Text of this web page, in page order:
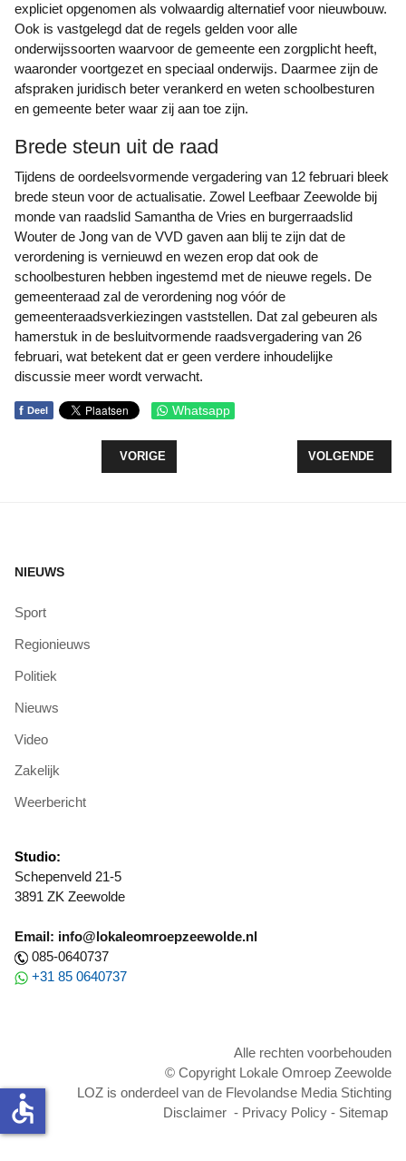
expliciet opgenomen als volwaardig alternatief voor nieuwbouw.
Ook is vastgelegd dat de regels gelden voor alle
onderwijssoorten waarvoor de gemeente een zorgplicht heeft,
waaronder voortgezet en speciaal onderwijs. Daarmee zijn de
afspraken juridisch beter verankerd en weten schoolbesturen
en gemeente beter waar zij aan toe zijn.
Brede steun uit de raad
Tijdens de oordeelsvormende vergadering van 12 februari bleek
brede steun voor de actualisatie. Zowel Leefbaar Zeewolde bij
monde van raadslid Samantha de Vries en burgerraadslid
Wouter de Jong van de VVD gaven aan blij te zijn dat de
verordening is vernieuwd en wezen erop dat ook de
schoolbesturen hebben ingestemd met de nieuwe regels. De
gemeenteraad zal de verordening nog vóór de
gemeenteraadsverkiezingen vaststellen. Dat zal gebeuren als
hamerstuk in de besluitvormende raadsvergadering van 26
februari, wat betekent dat er geen verdere inhoudelijke
discussie meer wordt verwacht.
f Deel Whatsapp
VORIG ARTIKEL: ST JANSDAL HOUDT
VORIGE VOLGENDE
VOLGENDE
NIEUWS
Sport
Regionieuws
Politiek
Nieuws
Video
Zakelijk
Weerbericht
Studio:
Schepenveld 21-5
3891 ZK Zeewolde
Email: info@lokaleomroepzeewolde.nl
085-0640737
+31 85 0640737
Alle rechten voorbehouden
© Copyright Lokale Omroep Zeewolde
LOZ is onderdeel van de Flevolandse Media Stichting
Disclaimer - Privacy Policy - Sitemap
accessible